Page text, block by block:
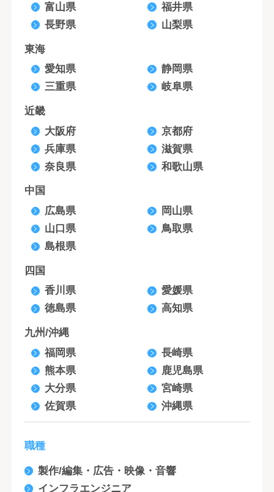
富山県
福井県
長野県
山梨県
東海
愛知県
静岡県
三重県
岐阜県
近畿
大阪府
京都府
兵庫県
滋賀県
奈良県
和歌山県
中国
広島県
岡山県
山口県
鳥取県
島根県
四国
香川県
愛媛県
徳島県
高知県
九州/沖縄
福岡県
長崎県
熊本県
鹿児島県
大分県
宮崎県
佐賀県
沖縄県
職種
製作/編集・広告・映像・音響
インフラエンジニア